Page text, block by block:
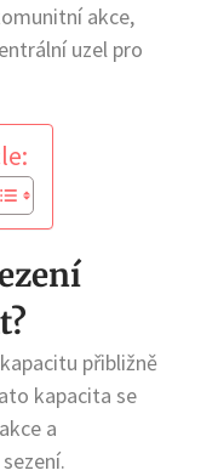
akce,
uzel pro
přibližně
kapacita se
a